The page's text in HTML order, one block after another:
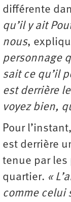
différente
qu’il y ait
nous,
personnage
sait ce qu’il
est derrière
voyez bien,
Pour
est derrière
tenue par les
quartier. «
comme celui